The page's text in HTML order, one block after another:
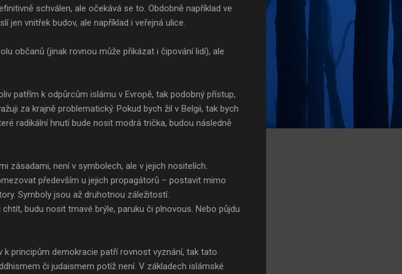
schválen, ale očekává se to. Obdobně například ve
jen vnitřek budov, ale například i veřejná ulice.
občanů (jinak rovnou může přikázat i čipování lidí), ale
patřím k odpůrcům islámu v Evropě, tak podobný přístup,
za krajně problematický. Pokud bych žil v Belgii, tak bych
radikální hnutí bude nosit modrá trička, budou následně
zásadami, není v symbolech, ale v jejich nositelích.
především u jejich propagátorů – postavit mimo
Symboly jsou až druhotnou záležitostí.
budu nosit tmavé brýle, paruku či plnovous. Nebo půjdu
principům demokracie patří rovnost vyznání, tak tato
či judaismem potíž není. V základech islámské